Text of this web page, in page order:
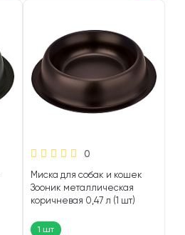
0
Миска для собак и кошек
Зооник металлическая
коричневая 0,47 л (1 шт)
1 шт